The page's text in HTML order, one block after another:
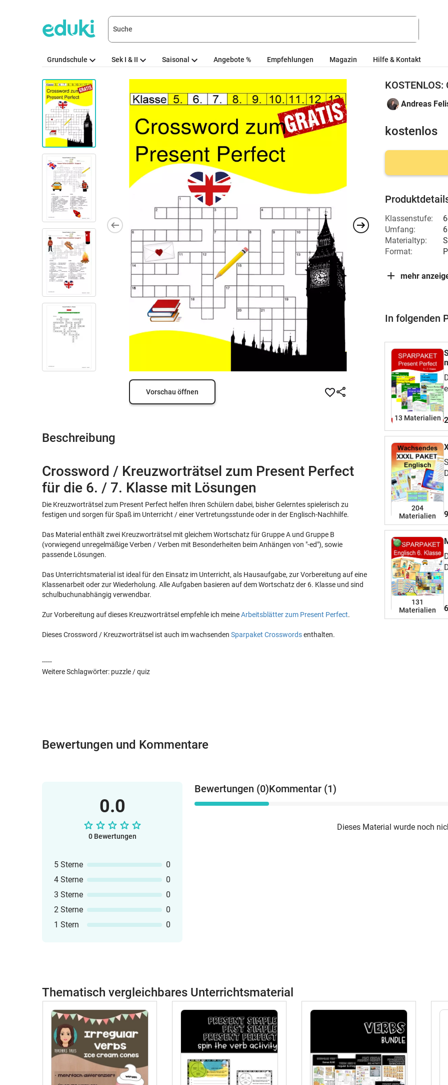
Grundschule Sek I & II Saisonal Angebote % Empfehlungen Magazin Hilfe & Kontakt
Vorschau öffnen
Beschreibung
Crossword / Kreuzworträtsel zum Present Perfect
für die 6. / 7. Klasse mit Lösungen
Die Kreuzworträtsel zum Present Perfect helfen Ihren Schülern dabei, bisher Gelerntes spielerisch zu
festigen und sorgen für Spaß im Unterricht / einer Vertretungsstunde oder in der Englisch-Nachhilfe.
Das Material enthält zwei Kreuzworträtsel mit gleichem Wortschatz für Gruppe A und Gruppe B
(vorwiegend unregelmäßige Verben / Verben mit Besonderheiten beim Anhängen von "-ed"), sowie
passende Lösungen.
Das Unterrichtsmaterial ist ideal für den Einsatz im Unterricht, als Hausaufgabe, zur Vorbereitung auf eine
Klassenarbeit oder zur Wiederholung. Alle Aufgaben basieren auf dem Wortschatz der 6. Klasse und sind
schulbuchunabhängig verwendbar.
Zur Vorbereitung auf dieses Kreuzworträtsel empfehle ich meineArbeitsblätter zum Present Perfect.
Dieses Crossword / Kreuzworträtsel ist auch im wachsenden Sparpaket Crosswordsenthalten.
-----
Weitere Schlagwörter: puzzle / quiz
Andreas
kostenlos
Klassenstufe:
Umfang:
Materialtyp:
Format:
mehr
In folgenden
13 Materialien
204
Materialien
131
Materialien
Bewertungen und Kommentare
0.0
0 Bewertungen
5 Sterne
0
4 Sterne
0
3 Sterne
0
2 Sterne
0
1 Stern
0
Bewertungen (0)Kommentar (1)
Dieses Material wurde noch
Thematisch vergleichbares Unterrichtsmaterial